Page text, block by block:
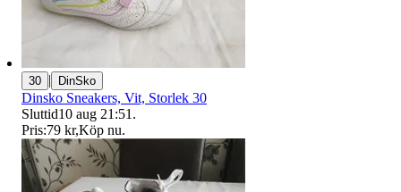
30 | DinSko
Dinsko Sneakers, Vit, Storlek 30
Sluttid10 aug 21:51 .
Pris:79 kr,Köp nu.